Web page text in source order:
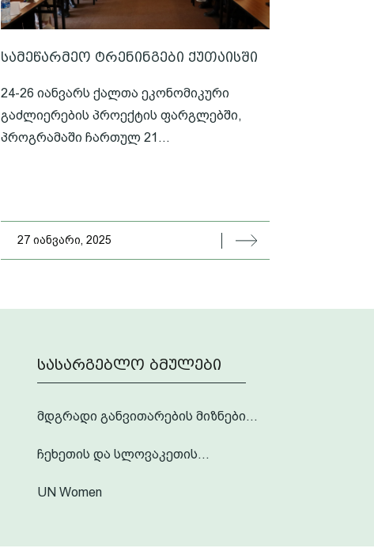
სამეწარმეო ტრენინგები ქუთაისში
24-26 იანვარს ქალთა ეკონომიკური
გაძლიერების პროექტის ფარგლებში,
პროგრამაში ჩართულ 21...
27 იანვარი, 2025
სასარგებლო ბმულები
მდგრადი განვითარების მიზნები...
ჩეხეთის და სლოვაკეთის...
UN Women